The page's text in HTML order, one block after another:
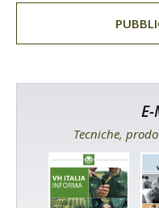
Tecniche,